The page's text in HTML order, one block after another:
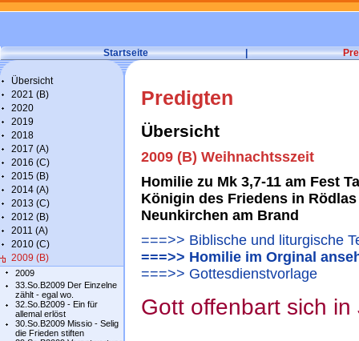
Startseite |
Übersicht
2021 (B)
2020
2019
2018
2017 (A)
2016 (C)
2015 (B)
2014 (A)
2013 (C)
2012 (B)
2011 (A)
2010 (C)
2009 (B)
2009
33.So.B2009 Der Einzelne
zählt - egal wo.
32.So.B2009 - Ein für
allemal erlöst
30.So.B2009 Missio - Selig
die Frieden stiften
Predigten
Übersicht
2009 (B) Weihnachtsszeit
Homilie zu Mk 3,7-11 am Fest
Königin des Friedens in
Neunkirchen am Brand
===>> Biblische und liturgische
===>> Homilie im Orginal
===>> Gottesdienstvorlage
Gott offenbart sich in